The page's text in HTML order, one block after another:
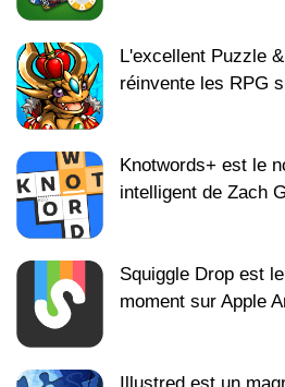
L'excellent Puzzle
réinvente les RPG
Knotwords+ est le
intelligent de Zach
Squiggle Drop est
moment sur Apple